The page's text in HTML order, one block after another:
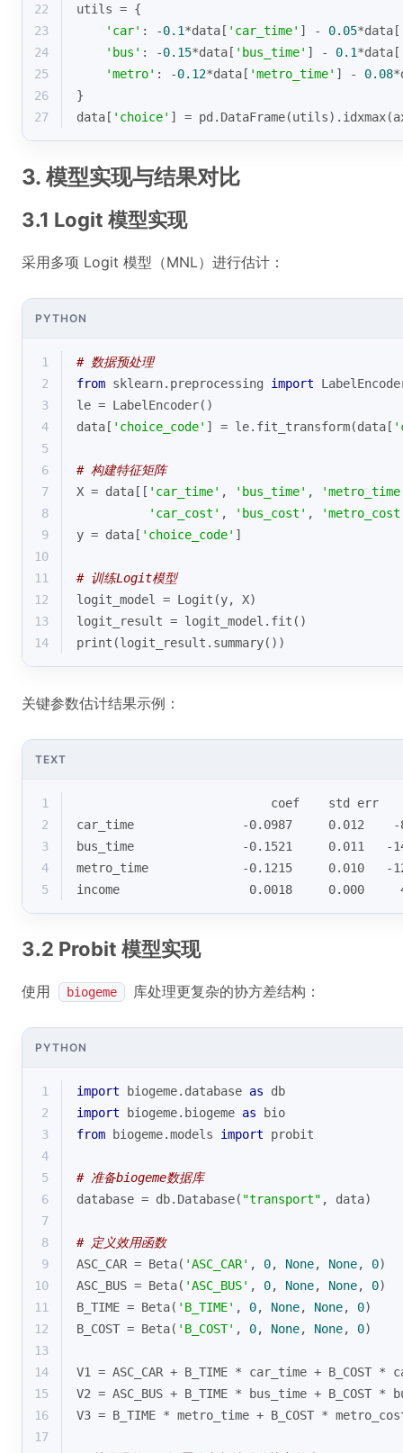
22
utils = {
23
'car' : -0.1*data[ 'car_time' ] - 0.05*data[
24
'bus' : -0.15*data[ 'bus_time' ] - 0.1*data[
25
'metro' : -0.12*data[ 'metro_time' ] - 0.08
26
}
27
data[ 'choice' ] =
3. 模型实现与结果对比
3.1 Logit 模型实现
采用多项 Logit 模型（MNL）进行估计：
PYTHON
1
# 数据预处理
2
from sklearn.preprocessing import
3
le = LabelEncoder()
4
data[ 'choice_code' ] = le.fit_transform(data[
5
6
# 构建特征矩阵
7
X = data[[ 'car_time' , 'bus_time' ,
8
'car_cost' , 'bus_cost' ,
9
y = data[ 'choice_code' ]
10
11
# 训练Logit模型
12
logit_model = Logit(y, X)
13
logit_result = logit_model.fit()
14
print (logit_result.summary())
关键参数估计结果示例：
TEXT
1
coef    std err
2
car_time               -0.0987     0.012    -
3
bus_time               -0.1521     0.011   -
4
metro_time             -0.1215     0.010   -
5
income                  0.0018     0.000
3.2 Probit 模型实现
使用 biogeme 库处理更复杂的协方差结构：
PYTHON
1 import biogeme.database as db
2
import biogeme.biogeme as bio
3
from biogeme.models import probit
4
5
# 准备biogeme数据库
6
database = db.Database( "transport" , data)
7
8
# 定义效用函数
9
ASC_CAR = Beta( 'ASC_CAR' , 0, None, None, 0)
10
ASC_BUS = Beta( 'ASC_BUS' , 0, None, None, 0)
11
B_TIME = Beta( 'B_TIME' , 0, None, None, 0)
12
B_COST = Beta( 'B_COST' , 0, None, None, 0)
13
14
V1 = ASC_CAR + B_TIME * car_time + B_COST *
15
V2 = ASC_BUS + B_TIME * bus_time + B_COST *
16
V3 = B_TIME * metro_time + B_COST *
17